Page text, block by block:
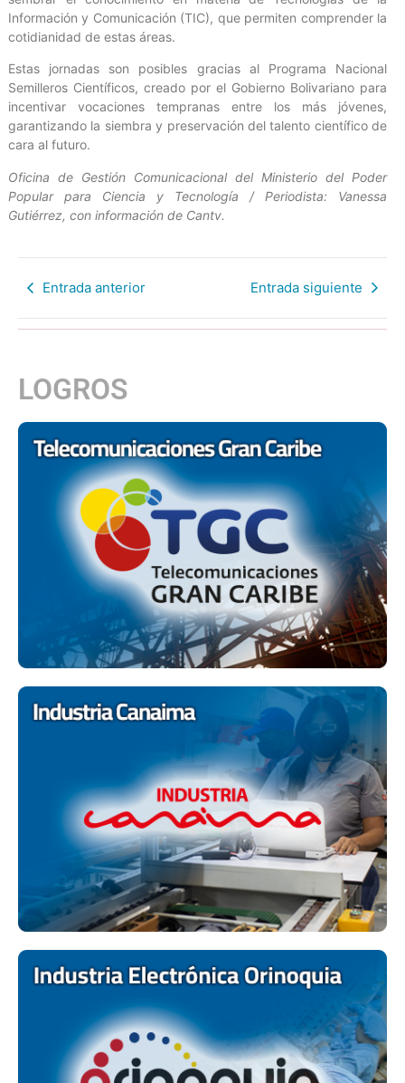
Información y Comunicación (TIC), que permiten comprender la
cotidianidad de estas áreas.
Estas jornadas son posibles gracias al Programa Nacional
Semilleros Científicos, creado por el Gobierno Bolivariano para
incentivar vocaciones tempranas entre los más jóvenes,
garantizando la siembra y preservación del talento científico de
cara al futuro.
Oficina de Gestión Comunicacional del Ministerio del Poder
Popular para Ciencia y Tecnología / Periodista: Vanessa
Gutiérrez, con información de Cantv.
Entrada anterior Entrada siguiente
LOGROS